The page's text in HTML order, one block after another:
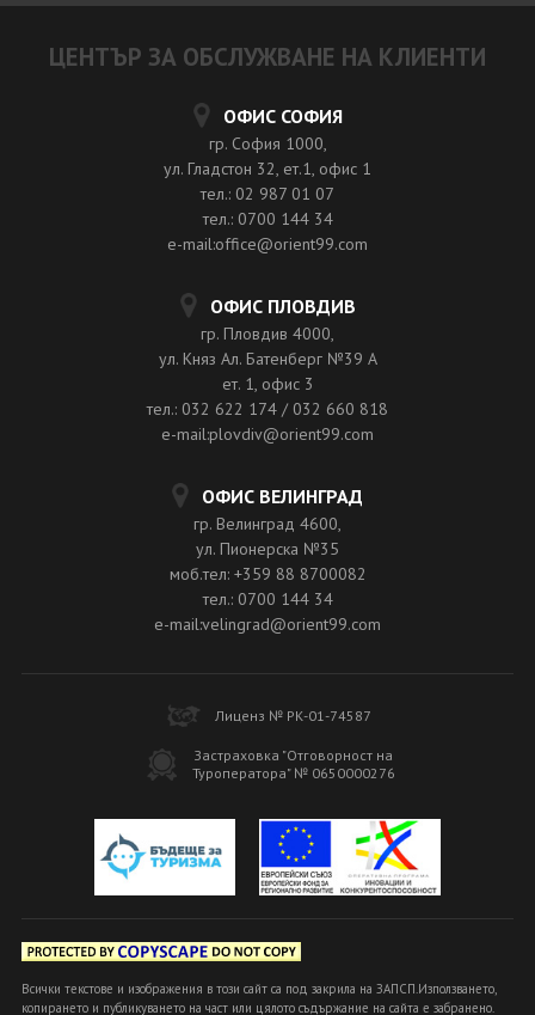
ЦЕНТЪР ЗА ОБСЛУЖВАНЕ НА КЛИЕНТИ
ОФИС СОФИЯ
гр. София 1000,
ул. Гладстон 32, ет.1, офис 1
тел.: 02 987 01 07
тел.: 0700 144 34
e-mail:office@orient99.com
ОФИС ПЛОВДИВ
гр. Пловдив 4000,
ул. Княз Ал. Батенберг №39 A
ет. 1, офис 3
тел.: 032 622 174 / 032 660 818
e-mail:plovdiv@orient99.com
ОФИС ВЕЛИНГРАД
гр. Велинград 4600,
ул. Пионерска №35
моб.тел: +359 88 8700082
тел.: 0700 144 34
e-mail:velingrad@orient99.com
Лиценз № РК-01-74587
Застраховка "Отговорност на
Туроператора" № 0650000276
Всички текстове и изображения в този сайт са под закрила на ЗАПСП.Използването,
копирането и публикуването на част или цялото съдържание на сайта е забранено.